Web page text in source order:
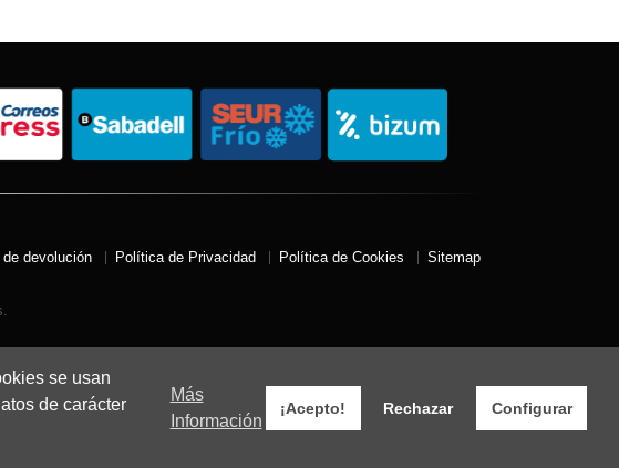
se usan
de carácter
Más
Información
¡Acepto! Rechazar Configurar
devolución Política de Privacidad Política de Cookies Sitemap